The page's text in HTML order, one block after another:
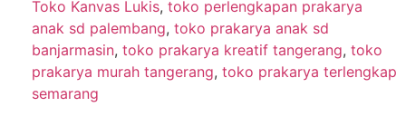
Toko Kanvas Lukis, toko perlengkapan prakarya
anak sd palembang, toko prakarya anak sd
banjarmasin, toko prakarya kreatif tangerang, toko
prakarya murah tangerang, toko prakarya terlengkap
semarang